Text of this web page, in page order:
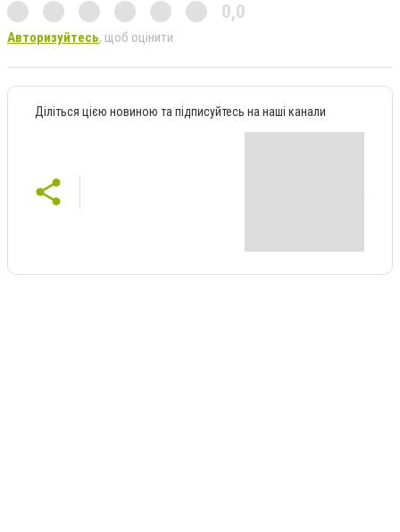
0,0
Авторизуйтесь, щоб оцінити
Діліться цією новиною та підписуйтесь на наші канали